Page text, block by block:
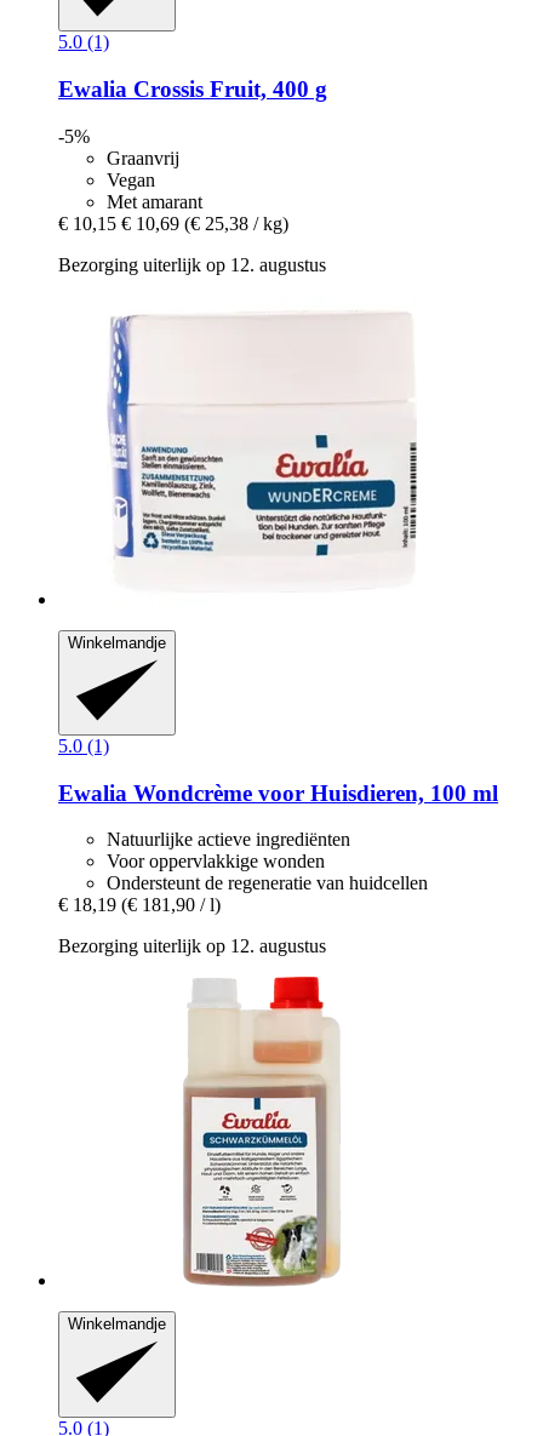
5.0 (1)
Ewalia Crossis Fruit, 400 g
-5%
Graanvrij
Vegan
Met amarant
€ 10,15 € 10,69 (€ 25,38 / kg)
Bezorging uiterlijk op 12. augustus
Winkelmandje
5.0 (1)
Ewalia Wondcrème voor Huisdieren, 100 ml
Natuurlijke actieve ingrediënten
Voor oppervlakkige wonden
Ondersteunt de regeneratie van huidcellen
€ 18,19 (€ 181,90 / l)
Bezorging uiterlijk op 12. augustus
Winkelmandje
5.0 (1)